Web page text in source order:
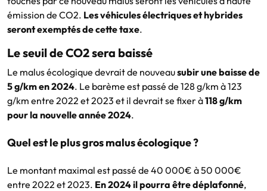
émission de CO2. Les véhicules électriques et hybrides
seront exemptés de cette taxe.
Le seuil de CO2 sera baissé
Le malus écologique devrait de nouveausubir une baisse de
5 g/km en 2024. Le barème est passé de 128 g/km à 123
g/km entre 2022 et 2023 et il devrait se fixer à118 g/km
pour la nouvelle année 2024.
Quel est le plus gros malus écologique ?
Le montant maximal est passé de 40 000€ à 50 000€
entre 2022 et 2023. En 2024 il pourra être déplafonné,